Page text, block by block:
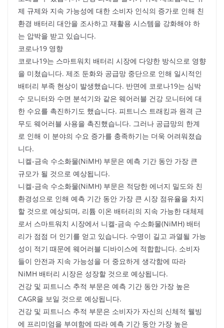
제 규제와 지속 가능성에 대한 소비자 인식의 증가로 인해 친
환경 배터리 대안을 조사하고 재활용 시스템을 강화해야 하
는 압박을 받고 있습니다.
코로나19 영향
코로나19는 스마트워치 배터리 시장에 다양한 방식으로 영향
을 미쳤습니다. 제조 둔화와 공급망 중단으로 인해 일시적인
배터리 부족 현상이 발생했습니다. 반면에 코로나19는 심박
수 모니터와 수면 분석기와 같은 웨어러블 건강 모니터에 대
한 수요를 촉진하기도 했습니다. 피트니스 트래킹과 원격 근
무도 웨어러블 사용을 촉진했습니다. 그러나 공급망의 한계
로 인해 이 분야의 수요 증가를 충족하기는 더욱 어려워졌습
니다.
니켈-금속 수소화물(NiMH) 부문은 예측 기간 동안 가장 큰
규모가 될 것으로 예상됩니다.
니켈-금속 수소화물(NiMH) 부문은 적당한 에너지 밀도와 친
환경성으로 인해 예측 기간 동안 가장 큰 시장 점유율을 차지
할 것으로 예상되며, 리튬 이온 배터리의 지속 가능한 대체제
로서 스마트워치 시장에서 니켈-금속 수소화물(NiMH) 배터
리가 점점 더 인기를 얻고 있습니다. 수명이 길고 과열될 가능
성이 적기 때문에 웨어러블 디바이스에 적합합니다. 소비자
들이 안전과 지속 가능성을 더 중요하게 생각함에 따라
NiMH 배터리 시장은 성장할 것으로 예상됩니다.
건강 및 피트니스 추적 부문은 예측 기간 동안 가장 높은
CAGR을 보일 것으로 예상됩니다.
건강 및 피트니스 추적 부문은 소비자가 자신의 신체적 웰빙
에 프리미엄을 부여함에 따라 예측 기간 동안 가장 높은